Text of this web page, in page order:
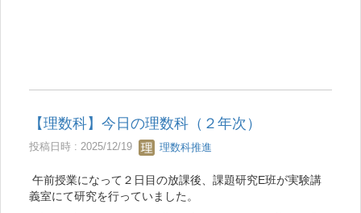
【理数科】今日の理数科（２年次）
投稿日時 : 2025/12/19 理数科推進
午前授業になって２日目の放課後、課題研究E班が実験講
義室にて研究を行っていました。